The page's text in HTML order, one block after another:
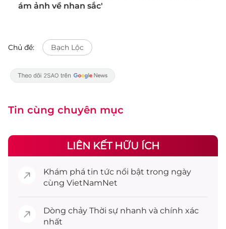
ám ảnh về nhan sắc'
Chủ đề: Bạch Lộc
Tin cùng chuyên mục
LIÊN KẾT HỮU ÍCH
Khám phá tin tức nổi bật trong ngày
cùng VietNamNet
Dòng chảy Thời sự nhanh và chính xác
nhất